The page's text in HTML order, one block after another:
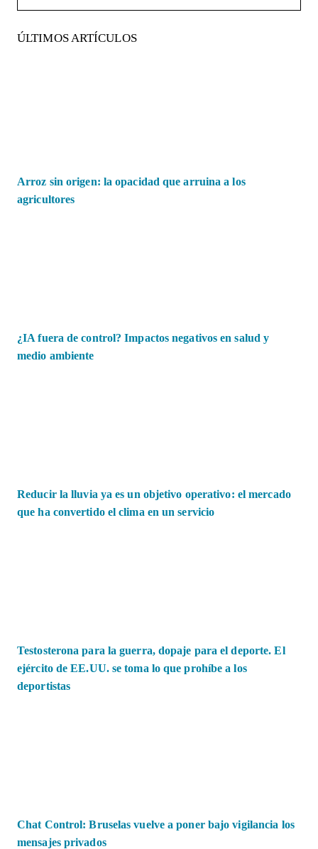
ÚLTIMOS ARTÍCULOS
Arroz sin origen: la opacidad que arruina a los
agricultores
¿IA fuera de control? Impactos negativos en salud y
medio ambiente
Reducir la lluvia ya es un objetivo operativo: el mercado
que ha convertido el clima en un servicio
Testosterona para la guerra, dopaje para el deporte. El
ejército de EE.UU. se toma lo que prohíbe a los
deportistas
Chat Control: Bruselas vuelve a poner bajo vigilancia los
mensajes privados